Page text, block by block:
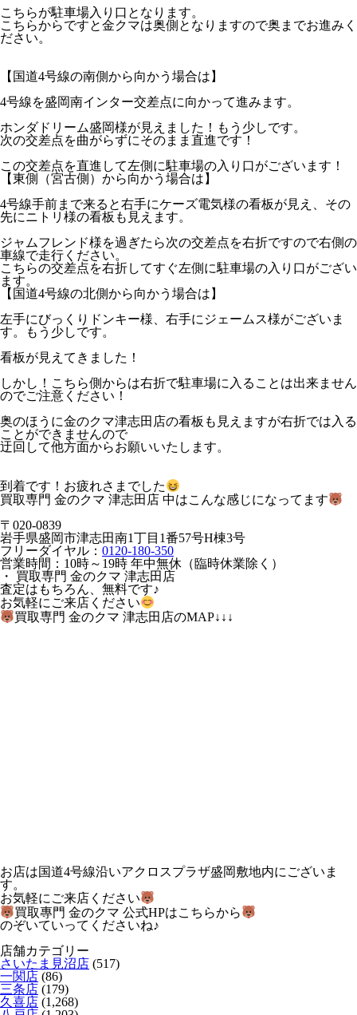
こちらが駐車場入り口となります。
こちらからですと金クマは奥側となりますので奥までお進みく
ださい。
【国道4号線の南側から向かう場合は】
4号線を盛岡南インター交差点に向かって進みます。
ホンダドリーム盛岡様が見えました！もう少しです。
次の交差点を曲がらずにそのまま直進です！
この交差点を直進して左側に駐車場の入り口がございます！
【東側（宮古側）から向かう場合は】
4号線手前まで来ると右手にケーズ電気様の看板が見え、その
先にニトリ様の看板も見えます。
ジャムフレンド様を過ぎたら次の交差点を右折ですので右側の
車線で走行ください。
こちらの交差点を右折してすぐ左側に駐車場の入り口がござい
ます。
【国道4号線の北側から向かう場合は】
左手にびっくりドンキー様、右手にジェームス様がございま
す。もう少しです。
看板が見えてきました！
しかし！こちら側からは右折で駐車場に入ることは出来ません
のでご注意ください！
奥のほうに金のクマ津志田店の看板も見えますが右折では入る
ことができませんので
迂回して他方面からお願いいたします。
到着です！お疲れさまでした
買取専門 金のクマ 津志田店 中はこんな感じになってます
〒020-0839
岩手県盛岡市津志田南1丁目1番57号H棟3号
フリーダイヤル： 0120-180-350
営業時間：10時～19時 年中無休（臨時休業除く）
・ 買取専門 金のクマ 津志田店
査定はもちろん、無料です♪
お気軽にご来店ください
買取専門 金のクマ 津志田店のMAP↓↓↓
お店は国道4号線沿いアクロスプラザ盛岡敷地内にございま
す。
お気軽にご来店ください
買取專門 金のクマ 公式HPはこちらから
のぞいていってくださいね♪
店舗カテゴリー
さいたま見沼店 (517)
一関店 (86)
三条店 (179)
久喜店 (1,268)